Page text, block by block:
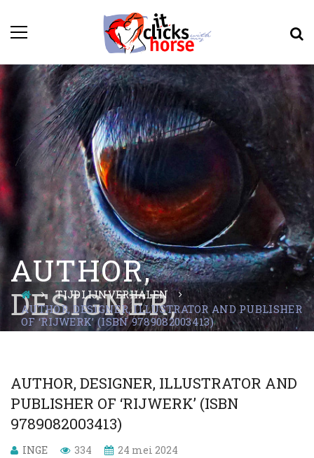
AUTHOR,
DESIGNER,
ILLUSTRATOR
AND PUBLISHER
OF ‘RIJWERK’
(ISBN
TIJDLIJNVERHALEN
AUTHOR, DESIGNER, ILLUSTRATOR AND PUBLISHER
OF ‘RIJWERK’ (ISBN 9789082003413)
AUTHOR, DESIGNER, ILLUSTRATOR AND
PUBLISHER OF ‘RIJWERK’ (ISBN
9789082003413)
INGE 334 24 mei 2024